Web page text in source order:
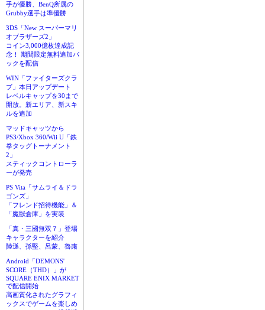
手が優勝、BenQ所属の
Grubby選手は準優勝
3DS「New スーパーマリ
オブラザーズ2」
コイン3,000億枚達成記
念！ 期間限定無料追加パ
ックを配信
WIN「ファイターズクラ
ブ」本日アップデート
レベルキャップを30まで
開放。新エリア、新スキ
ルを追加
マッドキャッツから
PS3/Xbox 360/Wii U「鉄
拳タッグトーナメント
2」
スティックコントローラ
ーが発売
PS Vita「サムライ＆ドラ
ゴンズ」
「フレンド招待機能」＆
「魔獣倉庫」を実装
「真・三國無双７」登場
キャラクターを紹介
陸遜、孫堅、呂蒙、魯粛
Android「DEMONS'
SCORE（THD）」が
SQUARE ENIX MARKET
で配信開始
高画質化されたグラフィ
ックスでゲームを楽しめ